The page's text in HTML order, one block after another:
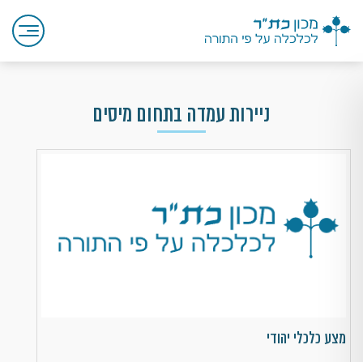
ניירות עמדה בתחום מיסים
מצע כלכלי יהודי